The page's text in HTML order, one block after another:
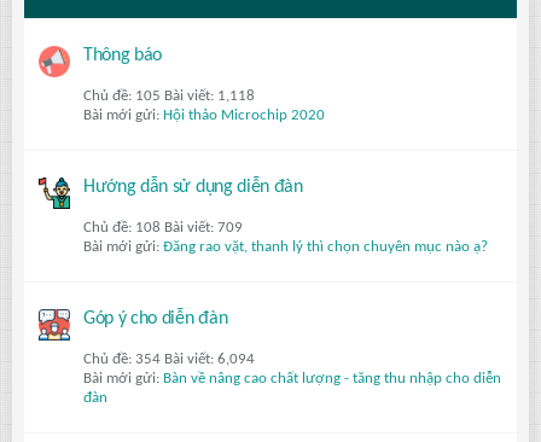
Thông báo
Chủ đề: 105 Bài viết: 1,118
Bài mới gửi: Hội thảo Microchip 2020
Hướng dẫn sử dụng diễn đàn
Chủ đề: 108 Bài viết: 709
Bài mới gửi: Đăng rao vặt, thanh lý thì chọn chuyên mục nào ạ?
Góp ý cho diễn đàn
Chủ đề: 354 Bài viết: 6,094
Bài mới gửi: Bàn về nâng cao chất lượng - tăng thu nhập cho diễn
đàn